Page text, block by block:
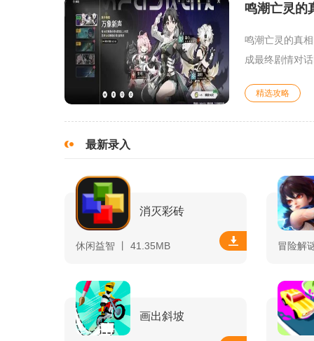
鸣潮亡灵的
鸣潮亡灵的真
成最终剧情对
精选攻略
最新录入
消灭彩砖
休闲益智 丨 41.35MB 冒险解
画出斜坡